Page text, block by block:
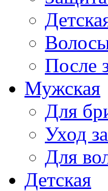
После
Мужская
Для
Уход
Для
Детская